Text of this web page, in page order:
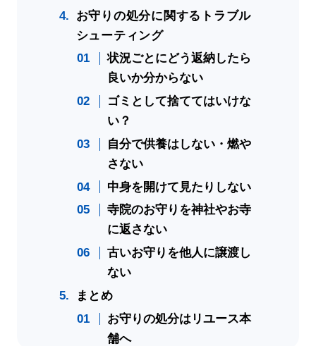
お守りの処分に関するトラブル
シューティング
状況ごとにどう返納したら
良いか分からない
ゴミとして捨ててはいけな
い？
自分で供養はしない・燃や
さない
中身を開けて見たりしない
寺院のお守りを神社やお寺
に返さない
古いお守りを他人に譲渡し
ない
まとめ
お守りの処分はリユース本
舗へ